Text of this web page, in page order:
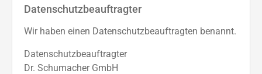
Datenschutz­beauftragter
Wir haben einen Datenschutzbeauftragten benannt.
Datenschutzbeauftragter
Dr. Schumacher GmbH